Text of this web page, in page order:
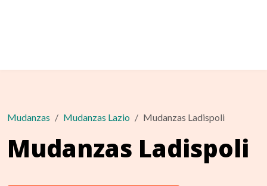
Mudanzas Mudanzas Lazio Mudanzas Ladispoli
Mudanzas Ladispoli